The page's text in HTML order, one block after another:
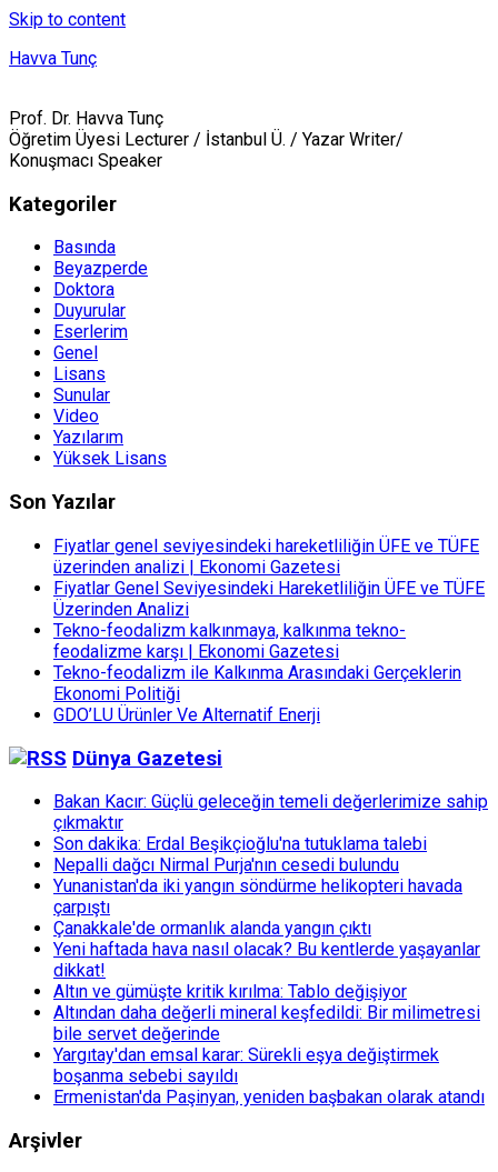
Skip to content
Havva Tunç
Prof. Dr. Havva Tunç
Öğretim Üyesi Lecturer / İstanbul Ü. / Yazar Writer/
Konuşmacı Speaker
Kategoriler
Basında
Beyazperde
Doktora
Duyurular
Eserlerim
Genel
Lisans
Sunular
Video
Yazılarım
Yüksek Lisans
Son Yazılar
Fiyatlar genel seviyesindeki hareketliliğin ÜFE ve TÜFE
üzerinden analizi | Ekonomi Gazetesi
Fiyatlar Genel Seviyesindeki Hareketliliğin ÜFE ve TÜFE
Üzerinden Analizi
Tekno-feodalizm kalkınmaya, kalkınma tekno-
feodalizme karşı | Ekonomi Gazetesi
Tekno-feodalizm ile Kalkınma Arasındaki Gerçeklerin
Ekonomi Politiği
GDO’LU Ürünler Ve Alternatif Enerji
Dünya Gazetesi
Bakan Kacır: Güçlü geleceğin temeli değerlerimize sahip
çıkmaktır
Son dakika: Erdal Beşikçioğlu'na tutuklama talebi
Nepalli dağcı Nirmal Purja'nın cesedi bulundu
Yunanistan'da iki yangın söndürme helikopteri havada
çarpıştı
Çanakkale'de ormanlık alanda yangın çıktı
Yeni haftada hava nasıl olacak? Bu kentlerde yaşayanlar
dikkat!
Altın ve gümüşte kritik kırılma: Tablo değişiyor
Altından daha değerli mineral keşfedildi: Bir milimetresi
bile servet değerinde
Yargıtay'dan emsal karar: Sürekli eşya değiştirmek
boşanma sebebi sayıldı
Ermenistan'da Paşinyan, yeniden başbakan olarak atandı
Arşivler